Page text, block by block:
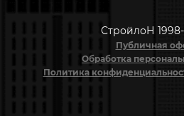
СтройлоН 1998-
Публичная
Обработка
Политика